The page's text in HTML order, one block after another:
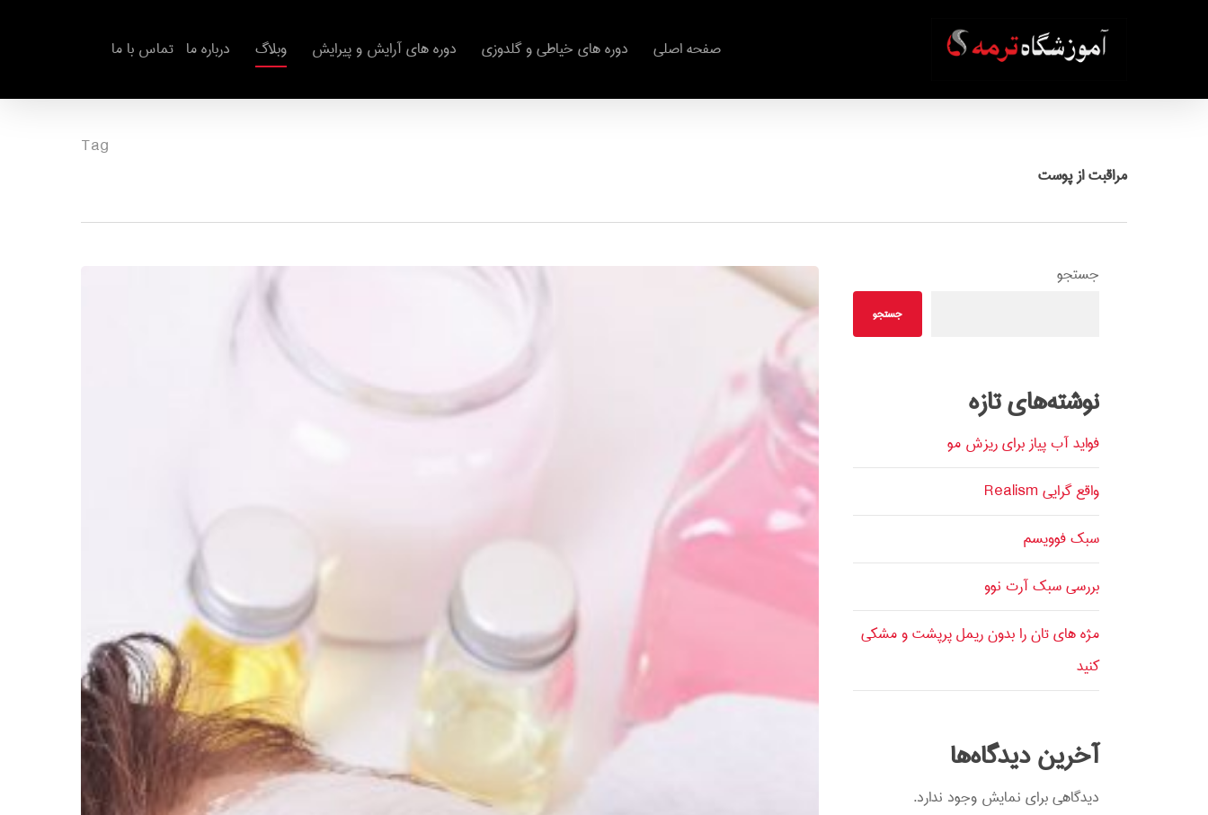
صفحه اصلی دوره های خیاطی و گلدوزی دوره های آرایش و پیرایش وبلاگ درباره ما تماس با ما
Tag
مراقبت از پوست
جستجو
جستجو
نوشته‌های تازه
فواید آب پیاز برای ریزش مو
واقع گرایی Realism
سبک فوویسم
بررسی سبک آرت نوو
مژه های تان را بدون ریمل پرپشت و مشکی
کنید
آخرین دیدگاه‌ها
دیدگاهی برای نمایش وجود ندارد.